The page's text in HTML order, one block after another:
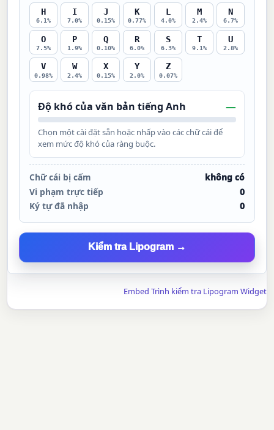
H
6.1%
I
7.0%
J
0.15%
K
0.77%
L
4.0%
M
2.4%
N
6.7%
O
7.5%
P
1.9%
Q
0.10%
R
6.0%
S
6.3%
T
9.1%
U
2.8%
V
0.98%
W
2.4%
X
0.15%
Y
2.0%
Z
0.07%
Độ khó của văn bản tiếng Anh —
Chọn một cài đặt sẵn hoặc nhấp vào các chữ cái để
xem mức độ khó của ràng buộc.
Chữ cái bị cấm
không có
Vi phạm trực tiếp
0
Ký tự đã nhập
0
Kiểm tra Lipogram →
Embed Trình kiểm tra Lipogram Widget